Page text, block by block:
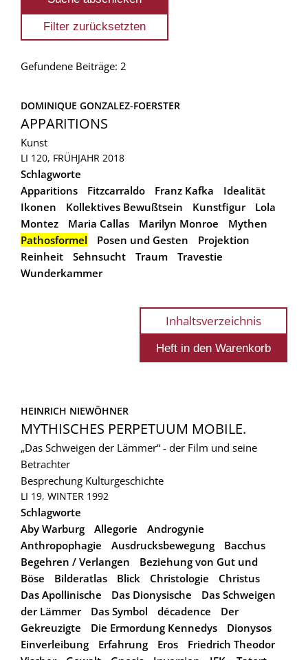
Gefundene Beiträge: 2
DOMINIQUE GONZALEZ-FOERSTER
APPARITIONS
Kunst
LI 120, FRÜHJAHR 2018
Schlagworte
Apparitions
Fitzcarraldo Franz Kafka
Idealität
Ikonen
Kollektives Bewußtsein Kunstfigur
Lola
Montez
Maria Callas Marilyn Monroe
Mythen
Pathosformel
Posen und Gesten
Projektion
Reinheit
Sehnsucht Traum
Travestie
Wunderkammer
Inhaltsverzeichnis
HEINRICH NIEWÖHNER
MYTHISCHES PERPETUUM MOBILE.
„Das Schweigen der Lämmer“ - der Film und seine
Betrachter
Besprechung Kulturgeschichte
LI 19, WINTER 1992
Schlagworte
Aby Warburg
Allegorie
Androgynie
Anthropophagie
Ausdrucksbewegung
Bacchus
Begehren / Verlangen
Beziehung von Gut und
Böse
Bilderatlas Blick Christologie
Christus
Das Apollinische
Das Dionysische
Das Schweigen
der Lämmer
Das Symbol décadence
Der
Gekreuzigte
Die Ermordung Kennedys
Dionysos
Einverleibung
Erfahrung Eros
Friedrich Theodor